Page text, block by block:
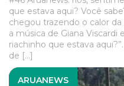
que estava aqui? Você
chegou trazendo o calor
a música de Giana Viscardi
riachinho que estava
de […]
ARUANEWS